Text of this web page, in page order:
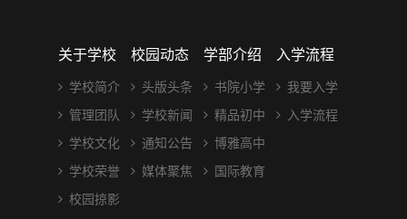
关于学校
学校简介
管理团队
学校文化
学校荣誉
校园掠影
校园动态
头版头条
学校新闻
通知公告
媒体聚焦
学部介绍
书院小学
精品初中
博雅高中
国际教育
入学流程
我要入学
入学流程